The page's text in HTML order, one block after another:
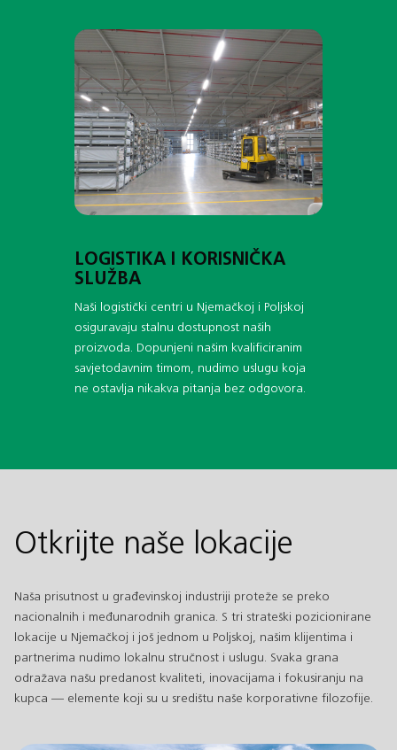
LOGISTIKA I KORISNIČKA
SLUŽBA
Naši logistički centri u Njemačkoj i Poljskoj
osiguravaju stalnu dostupnost naših
proizvoda. Dopunjeni našim kvalificiranim
savjetodavnim timom, nudimo uslugu koja
ne ostavlja nikakva pitanja bez odgovora.
Otkrijte naše lokacije
Naša prisutnost u građevinskoj industriji proteže se preko
nacionalnih i međunarodnih granica. S tri strateški pozicionirane
lokacije u Njemačkoj i još jednom u Poljskoj, našim klijentima i
partnerima nudimo lokalnu stručnost i uslugu. Svaka grana
odražava našu predanost kvaliteti, inovacijama i fokusiranju na
kupca — elemente koji su u središtu naše korporativne filozofije.